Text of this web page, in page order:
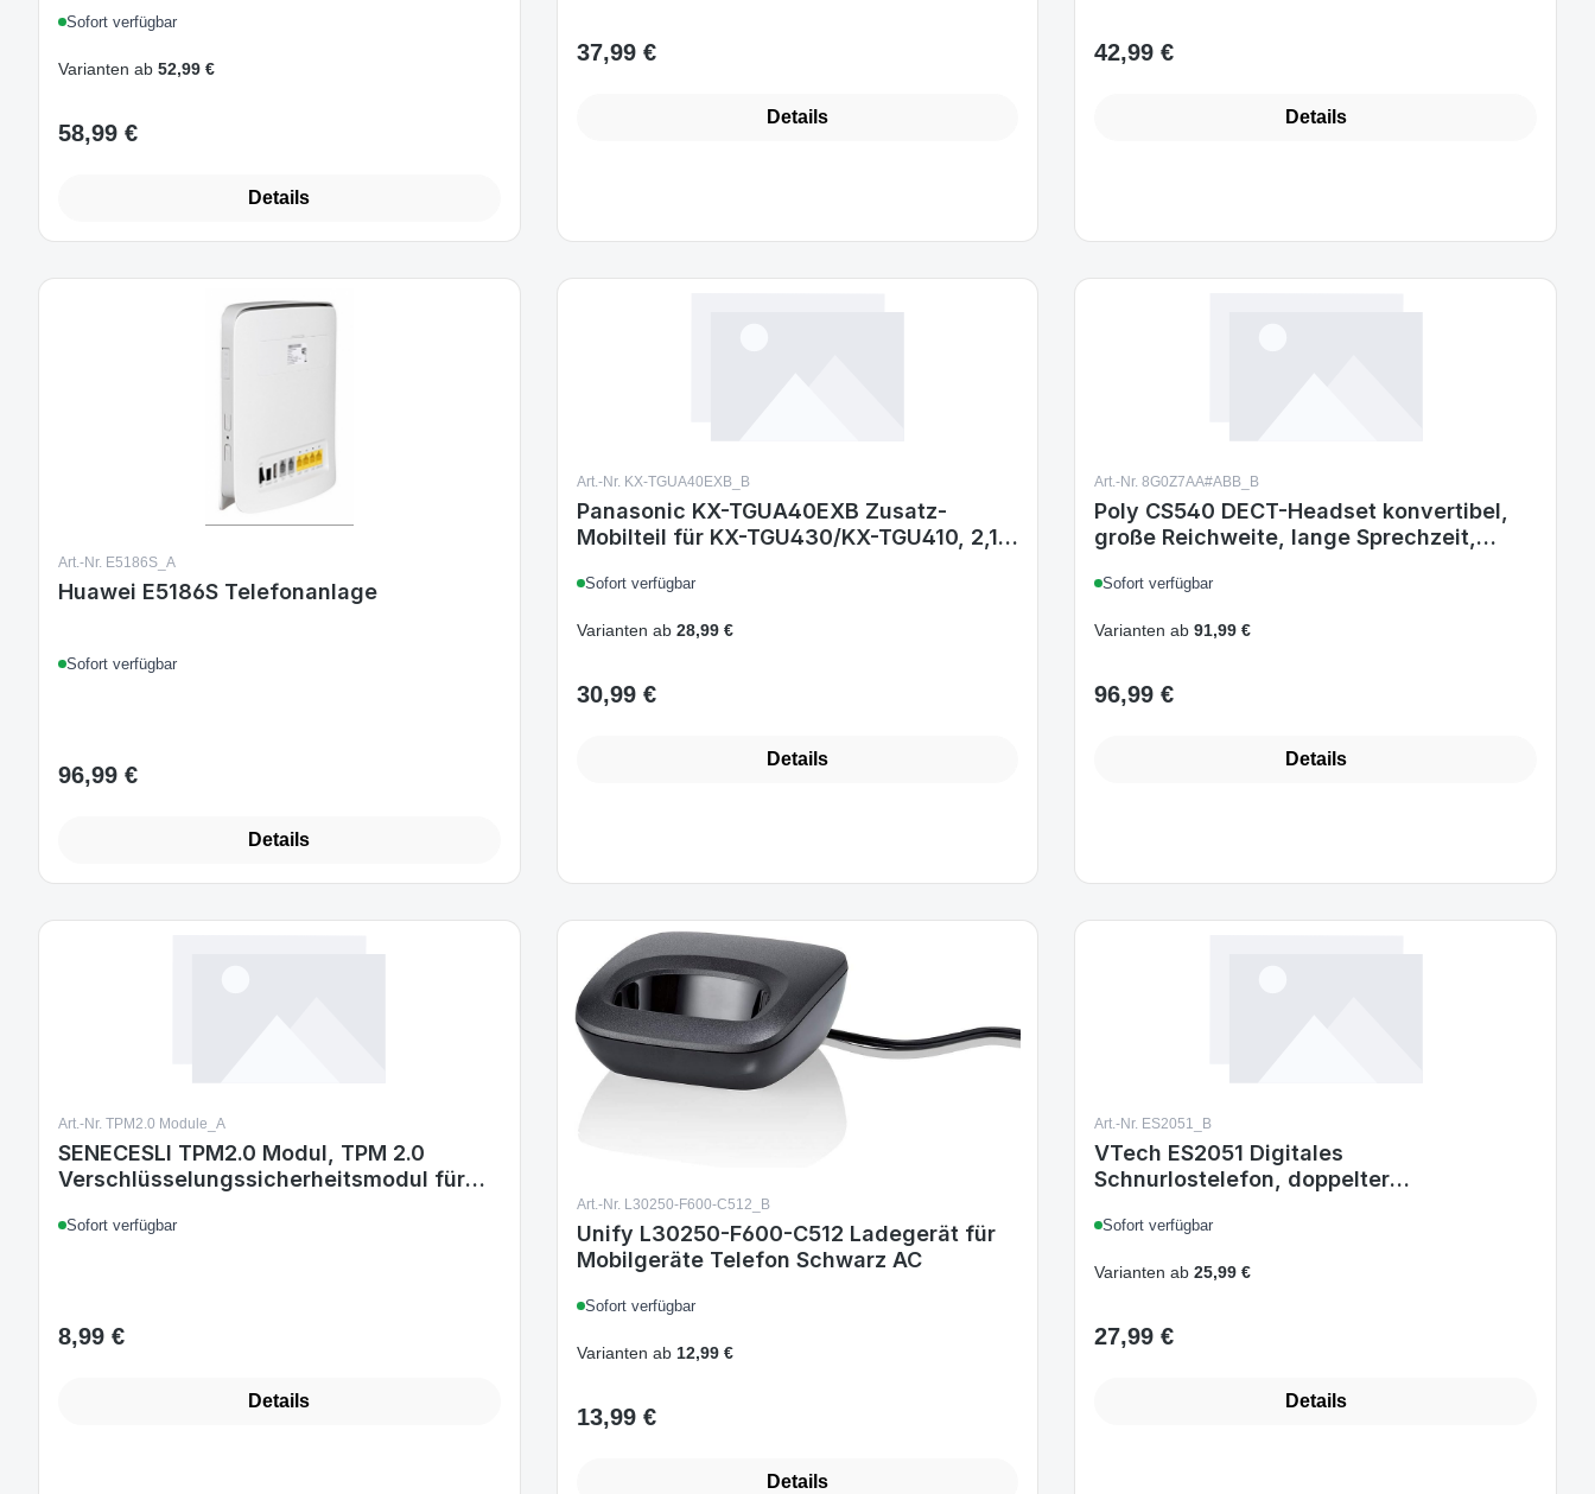
Sofort verfügbar
Varianten ab 52,99 €
Regulärer Preis:
58,99 €
Details
Regulärer Preis:
37,99 €
Details
Regulärer Preis:
42,99 €
Details
Art.-Nr. E5186S_A
Huawei E5186S Telefonanlage
Sofort verfügbar
Regulärer Preis:
96,99 €
Details
Art.-Nr. KX-TGUA40EXB_B
Panasonic KX-TGUA40EXB Zusatz-
Mobilteil für KX-TGU430/KX-TGU410, 2,1"
hörgerätekompatibel, LED-
Sofort verfügbar
Varianten ab28,99 €
Regulärer Preis:
30,99 €
Details
Art.-Nr. 8G0Z7AA#ABB_B
Poly CS540 DECT-Headset konvertibel,
große Reichweite, lange Sprechzeit,
Audio, EU
Sofort verfügbar
Varianten ab 91,99 €
Regulärer Preis:
96,99 €
Details
Art.-Nr. TPM2.0 Module_A
SENECESLI TPM2.0 Modul, TPM 2.0
Verschlüsselungssicherheitsmodul für
kompatibel mit Windows 10/11
Sofort verfügbar
Regulärer Preis:
8,99 €
Details
Art.-Nr. L30250-F600-C512_B
Unify L30250-F600-C512 Ladegerät für
Mobilgeräte Telefon Schwarz AC
Sofort verfügbar
Varianten ab12,99 €
Regulärer Preis:
13,99 €
Details
Art.-Nr. ES2051_B
VTech ES2051 Digitales
Schnurlostelefon, doppelter
Freisprechfunktion
Sofort verfügbar
Varianten ab 25,99 €
Regulärer Preis:
27,99 €
Details